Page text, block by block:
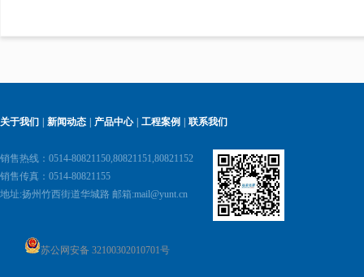
关于我们 新闻动态 产品中心 工程案例 联系我们
销售热线：0514-80821150,80821151,80821152
销售传真：0514-80821155
地址:扬州竹西街道华城路 邮箱:mail@yunt.cn
苏公网安备 32100302010701号